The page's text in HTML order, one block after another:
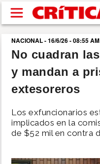
Pasar al contenido
buscar
SUCESOS
POLÍTICA
NACIONAL - 16/6/26 - 08:55 AM
No cuadran
y mandan a
extesoreros
Los exfuncionarios
implicados en la
de $52 mil en contra